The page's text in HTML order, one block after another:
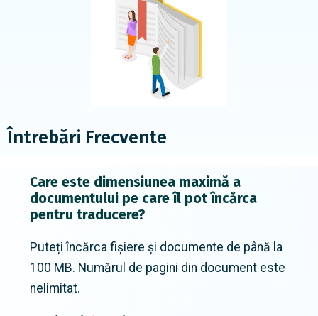
Întrebări Frecvente
Care este dimensiunea maximă a
documentului pe care îl pot încărca
pentru traducere?
Puteți încărca fișiere și documente de până la
100 MB. Numărul de pagini din document este
nelimitat.